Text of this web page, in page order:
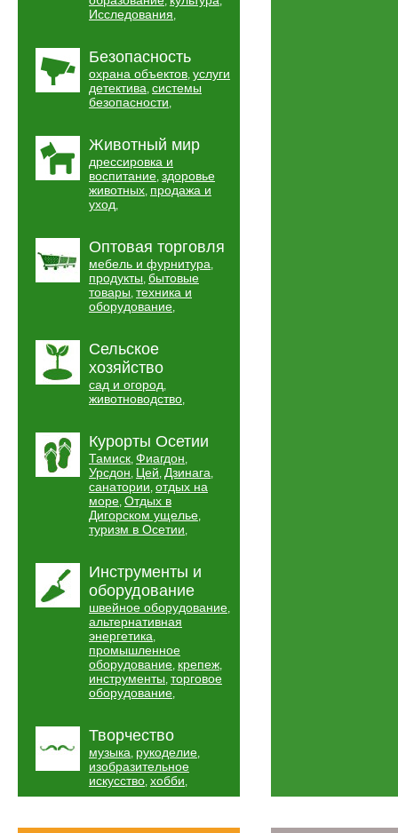
Исследования,
Безопасность
охрана объектов, услуги
детектива, системы
безопасности,
Животный мир
дрессировка и
воспитание, здоровье
животных, продажа и
уход,
Оптовая торговля
мебель и фурнитура,
продукты, бытовые
товары, техника и
оборудование,
Сельское
хозяйство
сад и огород,
животноводство,
Курорты Осетии
Тамиск, Фиагдон,
Урсдон, Цей, Дзинага,
санатории, отдых на
море, Отдых в
Дигорском ущелье,
туризм в Осетии,
Инструменты и
оборудование
швейное оборудование,
альтернативная
энергетика,
промышленное
оборудование, крепеж,
инструменты, торговое
оборудование,
Творчество
музыка, рукоделие,
изобразительное
искусство, хобби,